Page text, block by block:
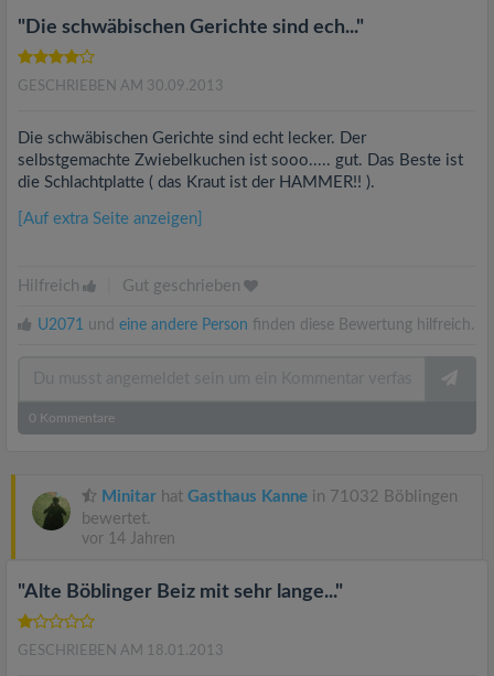
"Die schwäbischen Gerichte sind ech..."
GESCHRIEBEN AM 30.09.2013
Die schwäbischen Gerichte sind echt lecker. Der
selbstgemachte Zwiebelkuchen ist sooo..... gut. Das Beste ist
die Schlachtplatte ( das Kraut ist der HAMMER!! ).
[Auf extra Seite anzeigen]
Hilfreich Gut geschrieben
U2071 und eine andere Person finden diese Bewertung hilfreich.
0 Kommentare
Minitar hat Gasthaus Kanne in 71032 Böblingen
bewertet.
vor 14 Jahren
"Alte Böblinger Beiz mit sehr lange..."
GESCHRIEBEN AM 18.01.2013
o
n